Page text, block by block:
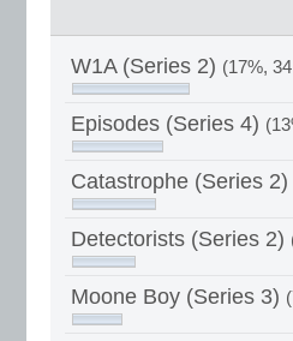
W1A (Series 2) (17%,
Episodes (Series 4)
Catastrophe (Series 2)
Detectorists (Series 2)
Moone Boy (Series 3)